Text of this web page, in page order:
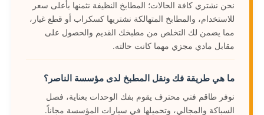
نحن نشتري كافة الحالات؛ المطابخ النظيفة نثمنها بأعلى سعر
للاستخدام، والمطابخ المتهالكة نشتريها كسكراب أو قطع غيار،
مما يضمن لك التخلص من مطبخك القديم والحصول على
مقابل مادي مجزي مهما كانت حالته.
ما هي طريقة فك ونقل المطبخ لدى مؤسسة الناصر؟
نوفر طاقم فني محترف يقوم بفك الوحدات بعناية، فصل
السباكة والمجالي، وتحميلها في سيارات المؤسسة مجاناً.